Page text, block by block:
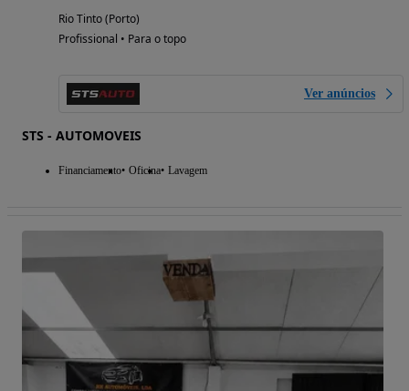
Rio Tinto (Porto)
Profissional • Para o topo
Ver anúncios
STS - AUTOMOVEIS
Financiamento Oficina Lavagem